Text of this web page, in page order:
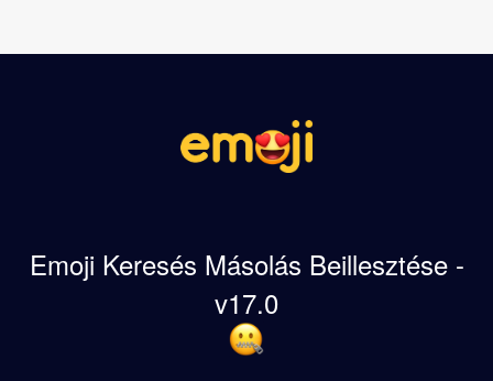
Emoji Keresés Másolás Beillesztése -
v17.0